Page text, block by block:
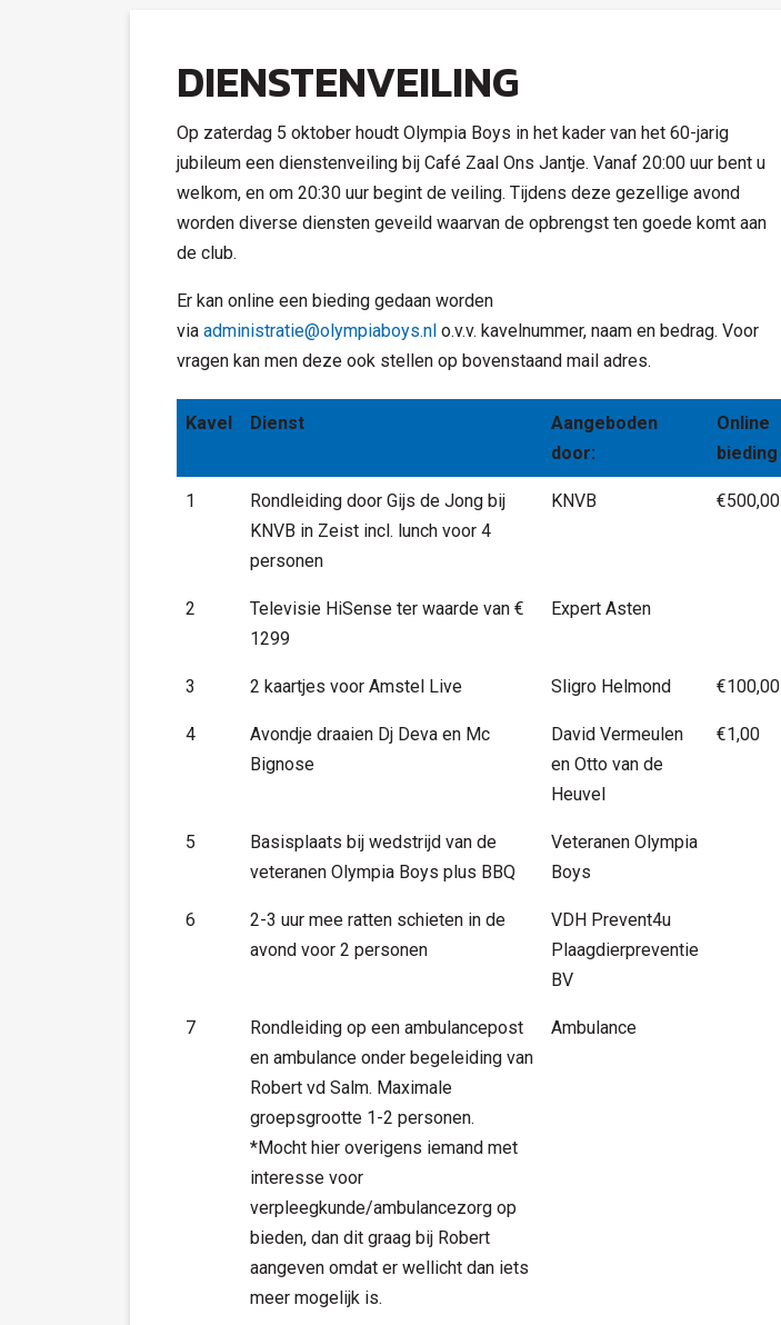
DIENSTENVEILING
Op zaterdag 5 oktober houdt Olympia Boys in het kader van het 60-jarig
jubileum een dienstenveiling bij Café Zaal Ons Jantje. Vanaf 20:00 uur bent u
welkom, en om 20:30 uur begint de veiling. Tijdens deze gezellige avond
worden diverse diensten geveild waarvan de opbrengst ten goede komt aan
de club.
Er kan online een bieding gedaan worden
via administratie@olympiaboys.nl o.v.v. kavelnummer, naam en bedrag. Voor
vragen kan men deze ook stellen op bovenstaand mail adres.
Kavel Dienst
Aangeboden
door:
Online
bieding
1
Rondleiding door Gijs de Jong bij
KNVB in Zeist incl. lunch voor 4
personen
KNVB €500,00
2
Televisie HiSense ter waarde van €
1299
Expert Asten
3 2 kaartjes voor Amstel Live Sligro Helmond €100,00
4
Avondje draaien Dj Deva en Mc
Bignose
David Vermeulen
en Otto van de
Heuvel
€1,00
5
Basisplaats bij wedstrijd van de
veteranen Olympia Boys plus BBQ
Veteranen Olympia
Boys
6
2-3 uur mee ratten schieten in de
avond voor 2 personen
VDH Prevent4u
Plaagdierpreventie
BV
7
Rondleiding op een ambulancepost
en ambulance onder begeleiding van
Robert vd Salm. Maximale
groepsgrootte 1-2 personen.
*Mocht hier overigens iemand met
interesse voor
verpleegkunde/ambulancezorg op
bieden, dan dit graag bij Robert
aangeven omdat er wellicht dan iets
meer mogelijk is.
Ambulance